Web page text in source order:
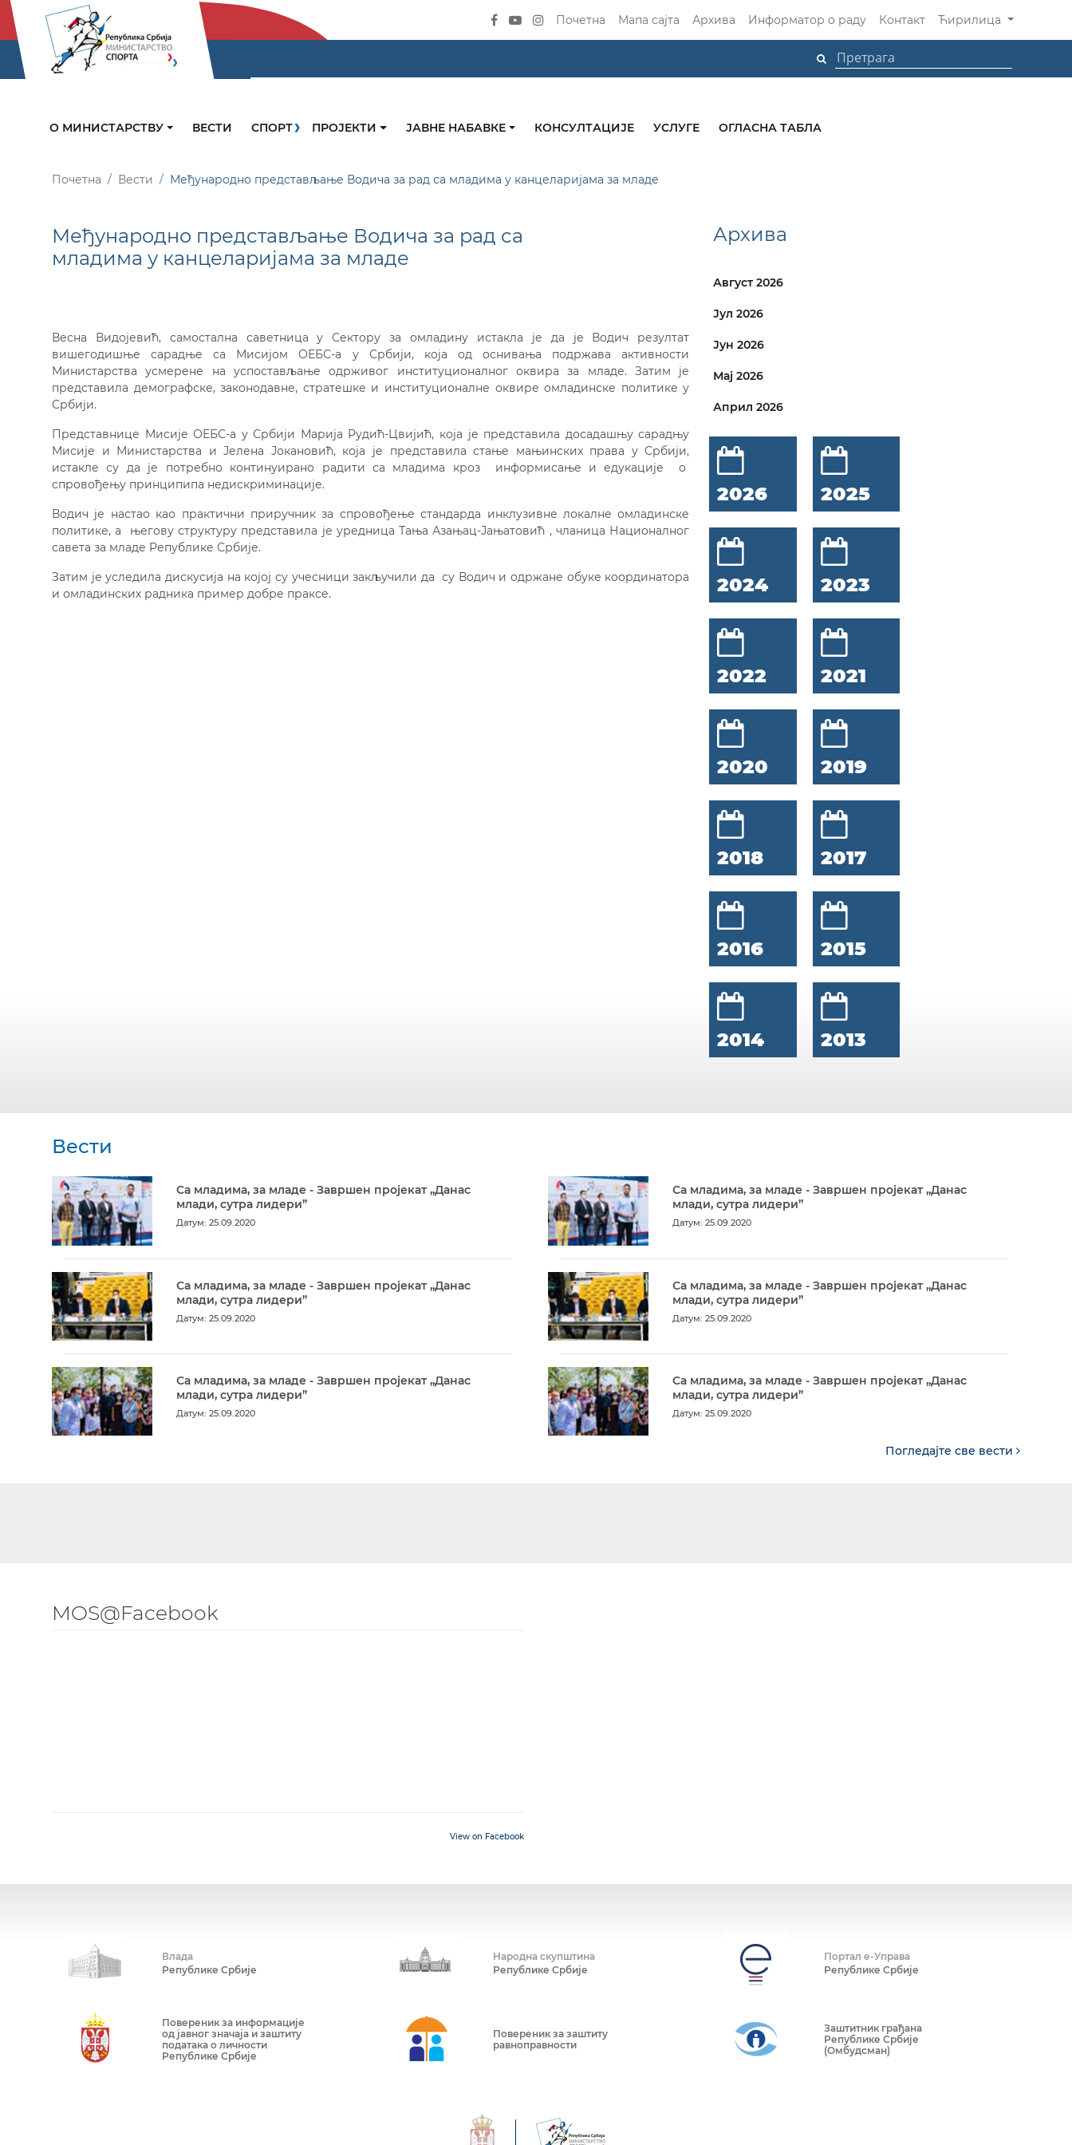
Почетна Мапа сајта Архива Информатор о раду Контакт Ћирилица
О МИНИСТАРСТВУ ВЕСТИ СПОРТ ПРОЈЕКТИ ЈАВНЕ НАБАВКЕ КОНСУЛТАЦИЈЕ УСЛУГЕ ОГЛАСНА ТАБЛА
Почетна Вести Међународно представљање Водича за рад са младима у канцеларијама за младе
Међународно представљање Водича за рад са
младима у канцеларијама за младе
Весна Видојевић, самостална саветница у Сектору за омладину истакла је да је Водич резултат
вишегодишње сарадње са Мисијом ОЕБС-а у Србији, која од оснивања подржава активности
Министарства усмерене на успостављање одрживог институционалног оквира за младе. Затим је
представила демографске, законодавне, стратешке и институционалне оквире омладинске политике у
Србији.
Представнице Мисије ОЕБС-а у Србији Марија Рудић-Цвијић, која је представила досадашњу сарадњу
Мисије и Министарства и Јелена Јокановић, која је представила стање мањинских права у Србији,
истакле су да је потребно континуирано радити са младима кроз информисање и едукације о
спровођењу принципипа недискриминације.
Водич је настао као практични приручник за спровођење стандарда инклузивне локалне омладинске
политике, а његову структуру представила је уредница Тања Азањац-Јањатовић , чланица Националног
савета за младе Републике Србије.
Затим је уследила дискусија на којој су учесници закључили да су Водич и одржане обуке координатора
и омладинских радника пример добре праксе.
Архива
Август 2026
Јул 2026
Јун 2026
Мај 2026
Април 2026
2026 2025
2024 2023
2022 2021
2020 2019
2018 2017
2016 2015
2014 2013
Вести
Са младима, за младе - Завршен пројекат „Данас
млади, сутра лидери”
Датум: 25.09.2020
Са младима, за младе - Завршен пројекат „Данас
млади, сутра лидери”
Датум: 25.09.2020
Са младима, за младе - Завршен пројекат „Данас
млади, сутра лидери”
Датум: 25.09.2020
Са младима, за младе - Завршен пројекат „Данас
млади, сутра лидери”
Датум: 25.09.2020
Са младима, за младе - Завршен пројекат „Данас
млади, сутра лидери”
Датум: 25.09.2020
Са младима, за младе - Завршен пројекат „Данас
млади, сутра лидери”
Датум: 25.09.2020
Погледајте све вести
MOS@Facebook
View on Facebook
Влада
Републике Србије
Народна скупштина
Републике Србије
Портал е-Управа
Републике Србије
Повереник за информације
од јавног значаја и заштиту
података о личности
Републике Србије
Повереник за заштиту
равноправности
Заштитник грађана
Републике Србије
(Омбудсман)